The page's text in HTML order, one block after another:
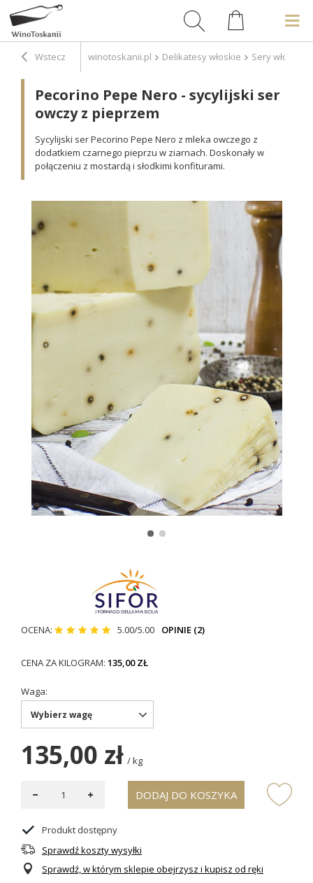
Wstecz winotoskanii.pl Delikatesy włoskie Sery włoskie
Pecorino Pepe Nero - sycylijski ser
owczy z pieprzem
Sycylijski ser Pecorino Pepe Nero z mleka owczego z
dodatkiem czarnego pieprzu w ziarnach. Doskonały w
połączeniu z mostardą i słodkimi konfiturami.
OCENA: 5.00/5.00 OPINIE (2)
CENA ZA KILOGRAM: 135,00 ZŁ
Waga
Wybierz wagę
135,00 zł /kg
DODAJ DO KOSZYKA
Produkt dostępny
Sprawdź koszty wysyłki
Sprawdź, w którym sklepie obejrzysz i kupisz od ręki